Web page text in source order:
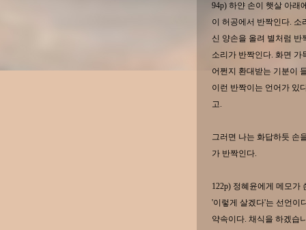
94p) 하얀 손이 햇살 아래
이 허공에서 반짝인다. 소
신 양손을 올려 별처럼 반
소리가 반짝인다. 화면 가
어쩐지 환대받는 기분이
이런 반짝이는 언어가 있
고.
그러면 나는 화답하듯 손
가 반짝인다.
122p) 정혜윤에게 메모가
'이렇게 살겠다'는 선언이
약속이다. 채식을 하겠습